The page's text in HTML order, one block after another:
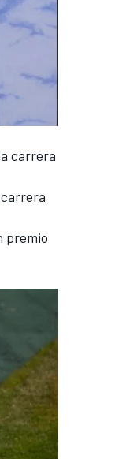
carrera
premio